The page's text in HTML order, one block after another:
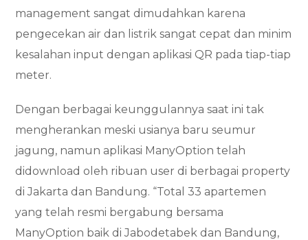
management sangat dimudahkan karena
pengecekan air dan listrik sangat cepat dan minim
kesalahan input dengan aplikasi QR pada tiap-tiap
meter.
Dengan berbagai keunggulannya saat ini tak
mengherankan meski usianya baru seumur
jagung, namun aplikasi ManyOption telah
didownload oleh ribuan user di berbagai property
di Jakarta dan Bandung. “Total 33 apartemen
yang telah resmi bergabung bersama
ManyOption baik di Jabodetabek dan Bandung,